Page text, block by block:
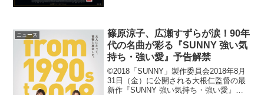
ニュース
篠原涼子、広瀬すずらが涙！90年
代の名曲が彩る『SUNNY 強い気
持ち・強い愛』予告解禁
©2018「SUNNY」製作委員会2018年8月
31日（金）に公開される大根仁監督の最
新作『SUNNY 強い気持ち・強い愛』の